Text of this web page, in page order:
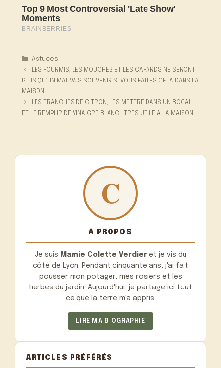
Catégories
Astuces
LES FOURMIS, LES MOUCHES ET LES CAFARDS NE SERONT
PLUS QU’UN MAUVAIS SOUVENIR SI VOUS FAITES CELA DANS LA
MAISON
LES TRANCHES DE CITRON, LES METTRE DANS UN BOCAL
ET LE REMPLIR DE VINAIGRE BLANC : TRÈS UTILE À LA MAISON
À PROPOS
Je suis Mamie Colette Verdier et je vis du
côté de Lyon. Pendant cinquante ans, j'ai fait
pousser mon potager, mes rosiers et les
herbes du jardin. Aujourd'hui, je partage ici tout
ce que la terre m'a appris.
LIRE MA BIOGRAPHIE
ARTICLES PRÉFÉRÉS